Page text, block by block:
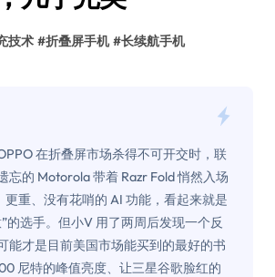
技术 #折叠屏手机 #长续航手机
在折叠屏市场杀得不可开交时，联
忘的 Motorola 带着 Razr Fold 悄然入场
重、没有花哨的 AI 功能，看起来就是
的选手。但小V 用了两周后发现一个反
能才是目前美国市场能买到的最好的书
尼特的峰值亮度、让三星谷歌脸红的